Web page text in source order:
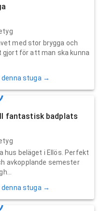
med stor brygga och
gjort för att man ska kunna
denna stuga →
fantastisk badplats
beläget i Ellös. Perfekt
avkopplande semester
denna stuga →